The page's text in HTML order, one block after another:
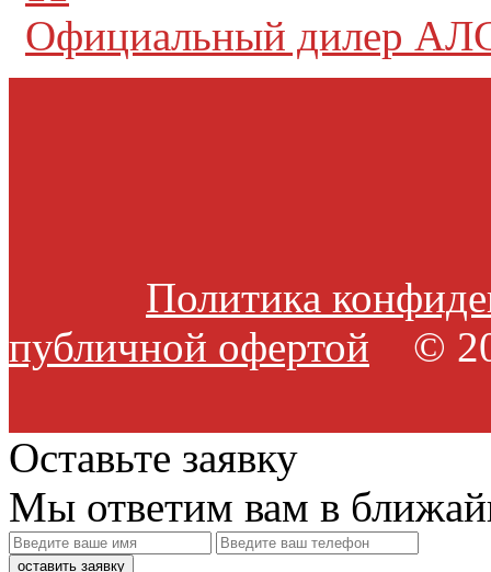
Официальный дилер
Политика
публичной офертой ©
Оставьте заявку
Мы ответим вам в
оставить заявку